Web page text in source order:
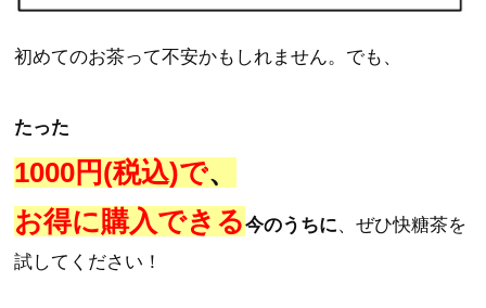
初めてのお茶って不安かもしれません。でも、
たった
1000円(税込)で、
お得に購入できる今のうちに、ぜひ快糖茶を
試してください！